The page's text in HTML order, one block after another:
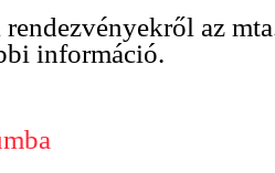
az
információ.